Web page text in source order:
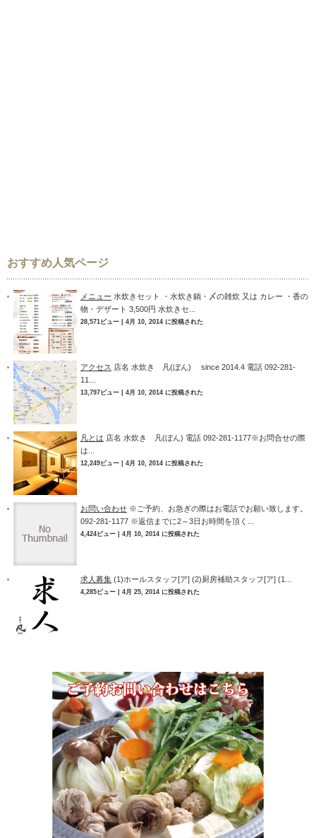
おすすめ人気ページ
メニュー 水炊きセット ・水炊き鍋・〆の雑炊 又は カレー ・香の
物・デザート 3,500円 水炊きセ...
28,571ビュー 4月 10, 2014 に投稿された
アクセス 店名 水炊き 凡(ぼん) since 2014.4 電話 092-281-
11...
13,797ビュー 4月 10, 2014 に投稿された
凡とは 店名 水炊き 凡(ぼん) 電話 092-281-1177※お問合せの際
は...
12,249ビュー 4月 10, 2014 に投稿された
お問い合わせ ※ご予約、お急ぎの際はお電話でお願い致します。
092-281-1177 ※返信までに2～3日お時間を頂く...
4,424ビュー 4月 10, 2014 に投稿された
求人募集 (1)ホールスタッフ[ア] (2)厨房補助スタッフ[ア] (1...
4,285ビュー 4月 25, 2014 に投稿された